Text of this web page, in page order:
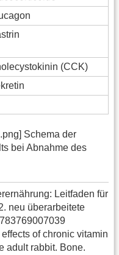
(CCK)
Schema der
bei Abnahme des
Leitfaden für
neu überarbeitete
of chronic vitamin
adult rabbit. Bone.